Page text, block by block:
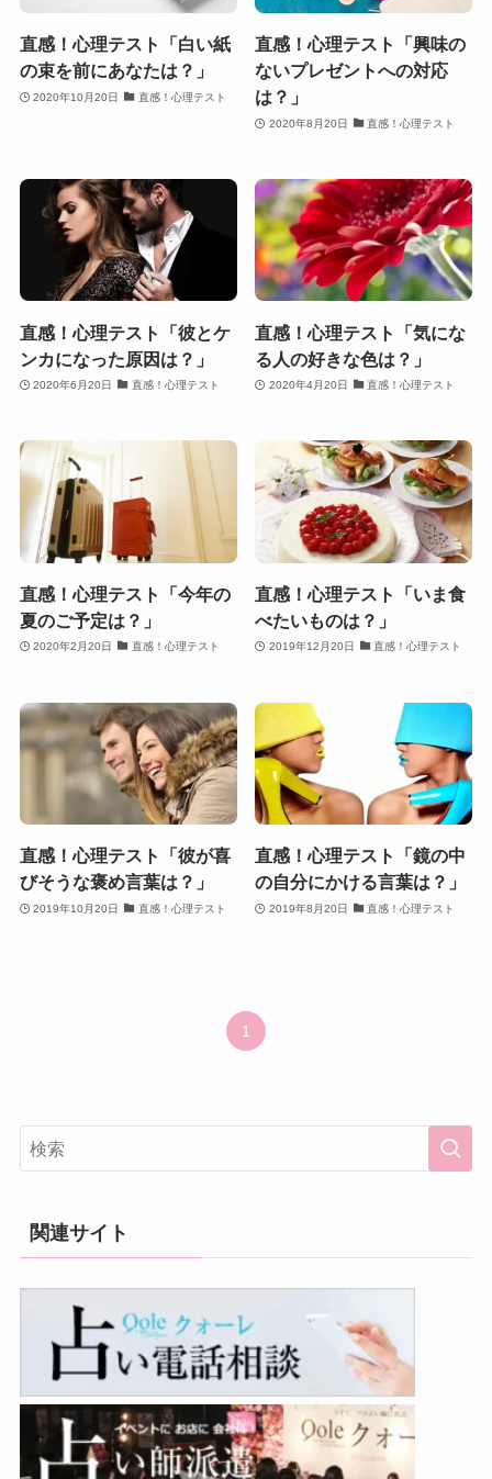
直感！心理テスト「白い紙
の束を前にあなたは？」
2020年10月20日 直感！心理テスト
直感！心理テスト「興味の
ないプレゼントへの対応
は？」
2020年8月20日 直感！心理テスト
直感！心理テスト「彼とケ
ンカになった原因は？」
2020年6月20日 直感！心理テスト
直感！心理テスト「気にな
る人の好きな色は？」
2020年4月20日 直感！心理テスト
直感！心理テスト「今年の
夏のご予定は？」
2020年2月20日 直感！心理テスト
直感！心理テスト「いま食
べたいものは？」
2019年12月20日 直感！心理テスト
直感！心理テスト「彼が喜
びそうな褒め言葉は？」
2019年10月20日 直感！心理テスト
直感！心理テスト「鏡の中
の自分にかける言葉は？」
2019年8月20日 直感！心理テスト
1
関連サイト